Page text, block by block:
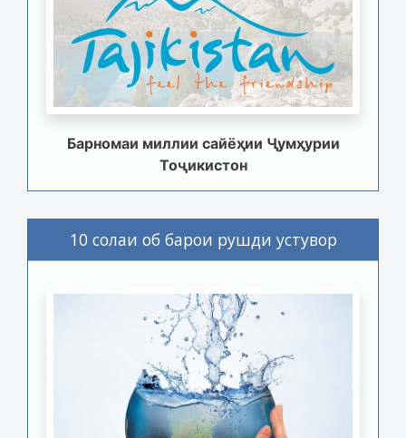
Барномаи миллии сайёҳии Ҷумҳурии
Тоҷикистон
10 солаи об барои рушди устувор